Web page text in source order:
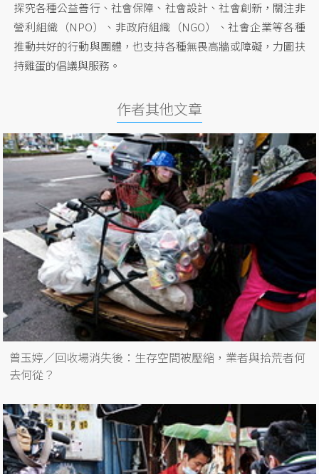
探究各種公益善行、社會保障、社會設計、社會創新，關注非
營利組織（NPO）、非政府組織（NGO）、社會企業等各種
推動共好的行動與團體，也支持各種無畏高牆或障礙，力圖扶
持雞蛋的倡議與服務。
作者其他文章
曾玉婷／回收場消失後：生存空間被壓縮，業者與拾荒者何
去何從？